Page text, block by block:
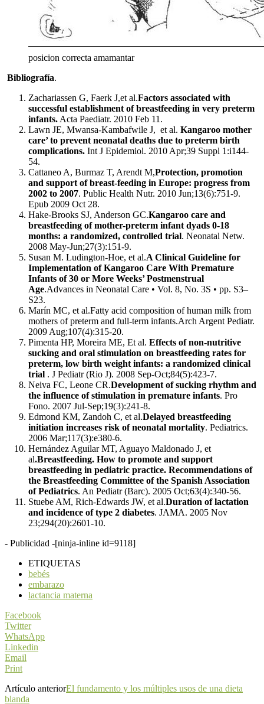
posicion correcta amamantar
Bibliografía.
Zachariassen G, Faerk J,et al.Factors associated with
successful establishment of breastfeeding in very preterm
infants. Acta Paediatr. 2010 Feb 11.
Lawn JE, Mwansa-Kambafwile J, et al. Kangaroo mother
care’ to prevent neonatal deaths due to preterm birth
complications. Int J Epidemiol. 2010 Apr;39 Suppl 1:i144-
54.
Cattaneo A, Burmaz T, Arendt M,Protection, promotion
and support of breast-feeding in Europe: progress from
2002 to 2007. Public Health Nutr. 2010 Jun;13(6):751-9.
Epub 2009 Oct 28.
Hake-Brooks SJ, Anderson GC.Kangaroo care and
breastfeeding of mother-preterm infant dyads 0-18
months: a randomized, controlled trial. Neonatal Netw.
2008 May-Jun;27(3):151-9.
Susan M. Ludington-Hoe, et al.A Clinical Guideline for
Implementation of Kangaroo Care With Premature
Infants of 30 or More Weeks’ Postmenstrual
Age.Advances in Neonatal Care • Vol. 8, No. 3S • pp. S3–
S23.
Marín MC, et al.Fatty acid composition of human milk from
mothers of preterm and full-term infants.Arch Argent Pediatr.
2009 Aug;107(4):315-20.
Pimenta HP, Moreira ME, Et al. Effects of non-nutritive
sucking and oral stimulation on breastfeeding rates for
preterm, low birth weight infants: a randomized clinical
trial . J Pediatr (Rio J). 2008 Sep-Oct;84(5):423-7.
Neiva FC, Leone CR.Development of sucking rhythm and
the influence of stimulation in premature infants. Pro
Fono. 2007 Jul-Sep;19(3):241-8.
Edmond KM, Zandoh C, et al.Delayed breastfeeding
initiation increases risk of neonatal mortality. Pediatrics.
2006 Mar;117(3):e380-6.
Hernández Aguilar MT, Aguayo Maldonado J, et
al.Breastfeeding. How to promote and support
breastfeeding in pediatric practice. Recommendations of
the Breastfeeding Committee of the Spanish Association
of Pediatrics. An Pediatr (Barc). 2005 Oct;63(4):340-56.
Stuebe AM, Rich-Edwards JW, et al.Duration of lactation
and incidence of type 2 diabetes. JAMA. 2005 Nov
23;294(20):2601-10.
- Publicidad -[ninja-inline id=9118]
ETIQUETAS
bebés
embarazo
lactancia materna
Facebook
Twitter
WhatsApp
Linkedin
Email
Print
Artículo anteriorEl fundamento y los múltiples usos de una dieta
blanda